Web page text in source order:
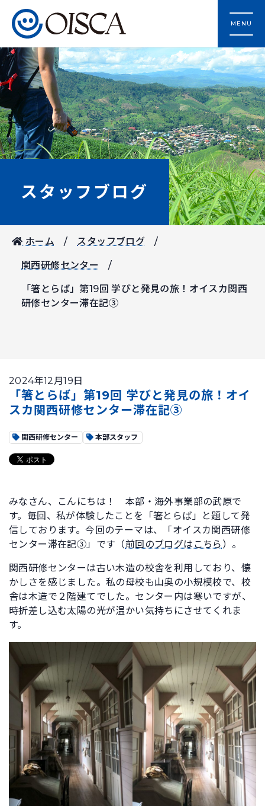
MENU
スタッフブログ
ホーム スタッフブログ
関西研修センター
「箸とらば」第19回 学びと発見の旅！オイスカ関西
研修センター滞在記③
2024年12月19日
「箸とらば」第19回 学びと発見の旅！オイ
スカ関西研修センター滞在記③
関西研修センター 本部スタッフ
みなさん、こんにちは！ 本部・海外事業部の武原で
す。毎回、私が体験したことを「箸とらば」と題して発
信しております。今回のテーマは、「オイスカ関西研修
センター滞在記③」です（前回のブログはこちら ）。
関西研修センターは古い木造の校舎を利用しており、懐
かしさを感じました。私の母校も山奥の小規模校で、校
舎は木造で２階建てでした。センター内は寒いですが、
時折差し込む太陽の光が温かい気持ちにさせてくれま
す。